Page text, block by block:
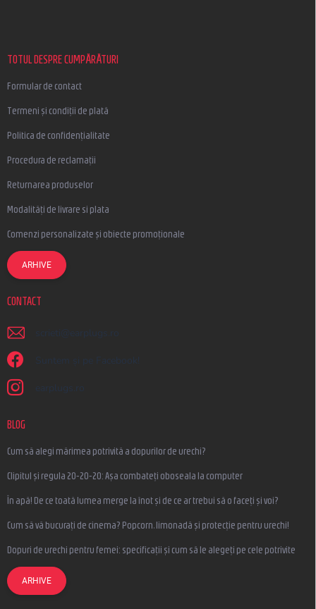
TOTUL DESPRE CUMPĂRĂTURI
Formular de contact
Termeni și condiții de plată
Politica de confidențialitate
Procedura de reclamații
Returnarea produselor
Modalități de livrare si plata
Comenzi personalizate și obiecte promoționale
ARHIVE
CONTACT
scrieti @ earplugs.ro
Suntem și pe Facebook!
earplugs.ro
BLOG
Cum să alegi mărimea potrivită a dopurilor de urechi?
Clipitul și regula 20-20-20: Așa combateți oboseala la computer
În apă! De ce toată lumea merge la înot și de ce ar trebui să o faceți și voi?
Cum să vă bucurați de cinema? Popcorn, limonadă și protecție pentru urechi!
Dopuri de urechi pentru femei: specificații și cum să le alegeți pe cele potrivite
ARHIVE